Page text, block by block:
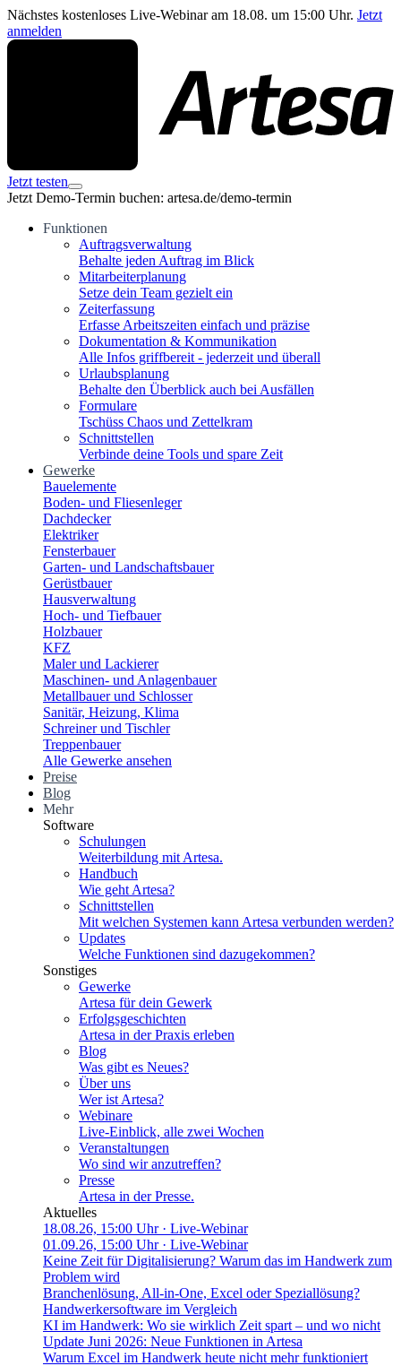
Nächstes kostenloses Live-Webinar am 18.08. um 15:00 Uhr. Jetzt
anmelden
Jetzt testen
Jetzt Demo-Termin buchen: artesa.de/demo-termin
Funktionen
Auftragsverwaltung
Behalte jeden Auftrag im Blick
Mitarbeiterplanung
Setze dein Team gezielt ein
Zeiterfassung
Erfasse Arbeitszeiten einfach und präzise
Dokumentation & Kommunikation
Alle Infos griffbereit - jederzeit und überall
Urlaubsplanung
Behalte den Überblick auch bei Ausfällen
Formulare
Tschüss Chaos und Zettelkram
Schnittstellen
Verbinde deine Tools und spare Zeit
Gewerke
Bauelemente
Boden- und Fliesenleger
Dachdecker
Elektriker
Fensterbauer
Garten- und Landschaftsbauer
Gerüstbauer
Hausverwaltung
Hoch- und Tiefbauer
Holzbauer
KFZ
Maler und Lackierer
Maschinen- und Anlagenbauer
Metallbauer und Schlosser
Sanitär, Heizung, Klima
Schreiner und Tischler
Treppenbauer
Alle Gewerke ansehen
Preise
Blog
Mehr
Software
Schulungen
Weiterbildung mit Artesa.
Handbuch
Wie geht Artesa?
Schnittstellen
Mit welchen Systemen kann Artesa verbunden werden?
Updates
Welche Funktionen sind dazugekommen?
Sonstiges
Gewerke
Artesa für dein Gewerk
Erfolgsgeschichten
Artesa in der Praxis erleben
Blog
Was gibt es Neues?
Über uns
Wer ist Artesa?
Webinare
Live-Einblick, alle zwei Wochen
Veranstaltungen
Wo sind wir anzutreffen?
Presse
Artesa in der Presse.
Aktuelles
18.08.26, 15:00 Uhr· Live-Webinar
01.09.26, 15:00 Uhr· Live-Webinar
Keine Zeit für Digitalisierung? Warum das im Handwerk zum
Problem wird
Branchenlösung, All-in-One, Excel oder Speziallösung?
Handwerkersoftware im Vergleich
KI im Handwerk: Wo sie wirklich Zeit spart – und wo nicht
Update Juni 2026: Neue Funktionen in Artesa
Warum Excel im Handwerk heute nicht mehr funktioniert